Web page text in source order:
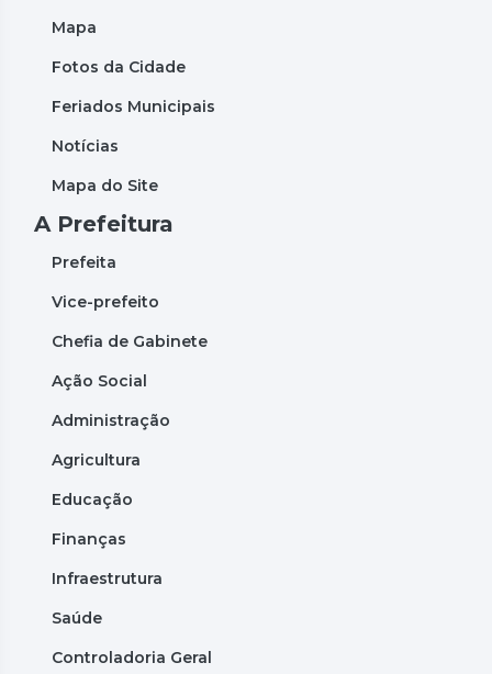
Mapa
Fotos da Cidade
Feriados Municipais
Notícias
Mapa do Site
A Prefeitura
Prefeita
Vice-prefeito
Chefia de Gabinete
Ação Social
Administração
Agricultura
Educação
Finanças
Infraestrutura
Saúde
Controladoria Geral